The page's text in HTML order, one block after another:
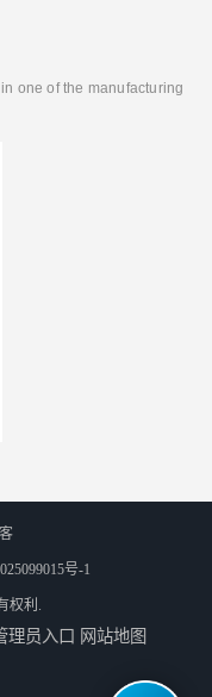
one of the manufacturing
号-1
权利.
理员入口 网站地图